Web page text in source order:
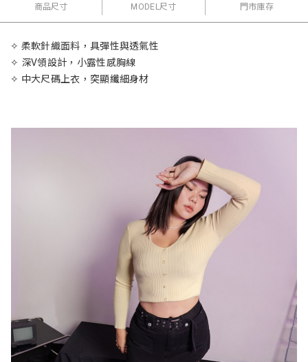
商品尺寸 MODEL尺寸 門市庫存
✧ 柔軟針織面料，具彈性與透氣性
✧ 深V領設計，小露性感胸線
✧ 中大尺碼上衣，突顯纖細身材